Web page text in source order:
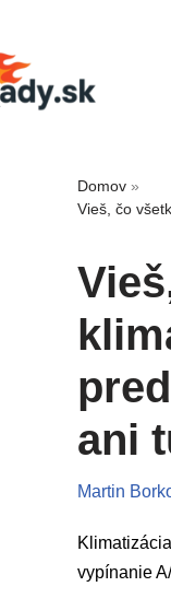
Domov »
Vieš, čo
ani
Martin
vypínanie